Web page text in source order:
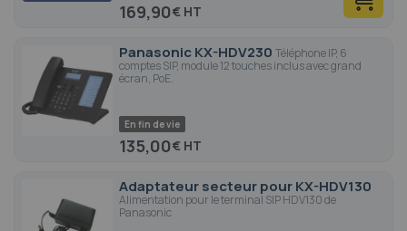
169,90€
Panasonic KX-HDV230 Téléphone IP, 6
comptes SIP, module 12 touches inclus avec grand
écran, PoE.
En fin de vie
135,00€
Adaptateur secteur pour KX-HDV130
Alimentation pour le terminal SIP HDV130 de
Panasonic